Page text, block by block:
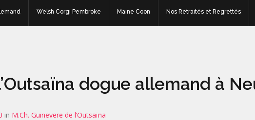
Welsh Corgi Pembroke Maine Coon Nos Retraités et Regrettés
dogue allemand à
in M.Ch. Guinevere de l’Outsaïna